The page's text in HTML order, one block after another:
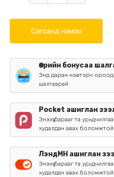
Сагсанд нэмэх
Өөрийн бонусаа
Энд даран нэвтэрч
шалгаарай
Pocket ашиглан
Энэхүү барааг та
худалдан авах боломжтой.
ЛэндМН ашиглан
Энэхүү барааг та
худалдан авах боломжтой.